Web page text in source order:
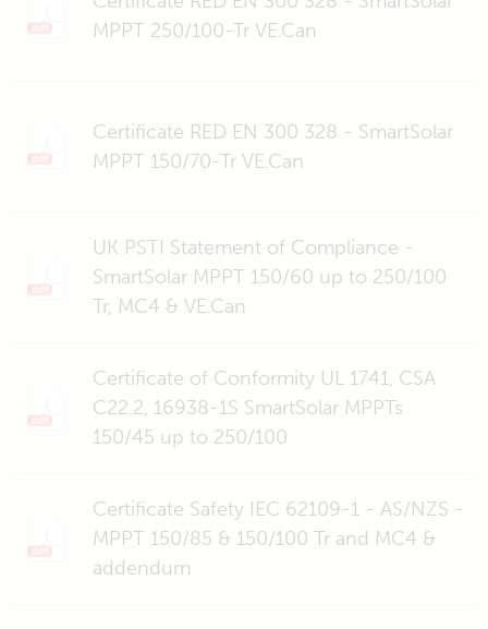
MPPT 250/100-Tr VE.Can
Certificate RED EN 300 328 - SmartSolar
MPPT 150/70-Tr VE.Can
UK PSTI Statement of Compliance -
SmartSolar MPPT 150/60 up to 250/100
Tr, MC4 & VE.Can
Certificate of Conformity UL 1741, CSA
C22.2, 16938-1S SmartSolar MPPTs
150/45 up to 250/100
Certificate Safety IEC 62109-1 - AS/NZS -
MPPT 150/85 & 150/100 Tr and MC4 &
addendum